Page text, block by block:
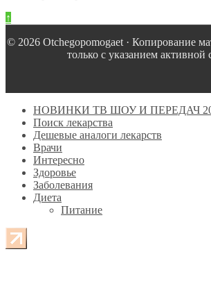
↑
© 2026 Оtchegopomogaet · Копирование
только с указанием активной
НОВИНКИ ТВ ШОУ И ПЕРЕДАЧ
Поиск лекарства
Дешевые аналоги лекарств
Врачи
Интересно
Здоровье
Заболевания
Диета
Питание